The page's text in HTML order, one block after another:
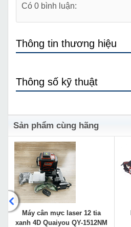
Có 0 bình luận:
Thông tin thương hiệu
Thông số kỹ thuật
Sản phẩm cùng hãng
Máy cân mực laser 12 tia
xanh 4D Quaiyou QY-1512NM